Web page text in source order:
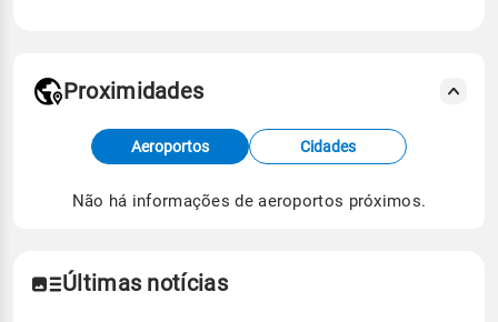
Fonte: dados combinados de estações
meteorológicas e satélite do Centro de Previsão
de Tempo e Estudos Climáticos (CPTEC).
Proximidades
Aeroportos Cidades
Não há informações de aeroportos próximos.
Últimas notícias